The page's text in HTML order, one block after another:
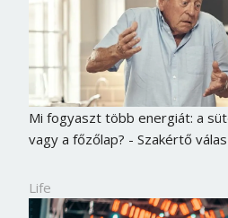
Mi fogyaszt több energiát: a
vagy a főzőlap? - Szakértő
Life